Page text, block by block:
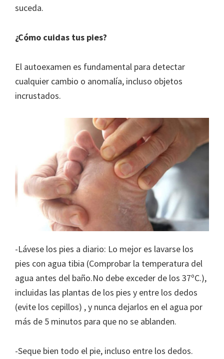
suceda.
¿Cómo cuidas tus pies?
El autoexamen es fundamental para detectar
cualquier cambio o anomalía, incluso objetos
incrustados.
-Lávese los pies a diario: Lo mejor es lavarse los
pies con agua tibia (Comprobar la temperatura del
agua antes del baño.No debe exceder de los 37ºC.),
incluidas las plantas de los pies y entre los dedos
(evite los cepillos) , y nunca dejarlos en el agua por
más de 5 minutos para que no se ablanden.
-Seque bien todo el pie, incluso entre los dedos.